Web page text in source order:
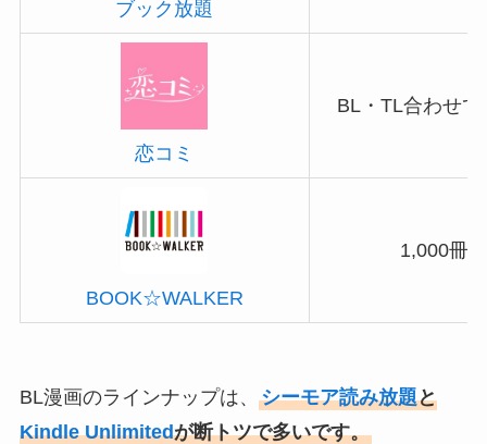
ブック放題
恋コミ
BL・TL合わせ
BOOK☆WALKER
1,000冊
BL漫画のラインナップは、 シーモア読み放題と
Kindle Unlimitedが断トツで多いです。